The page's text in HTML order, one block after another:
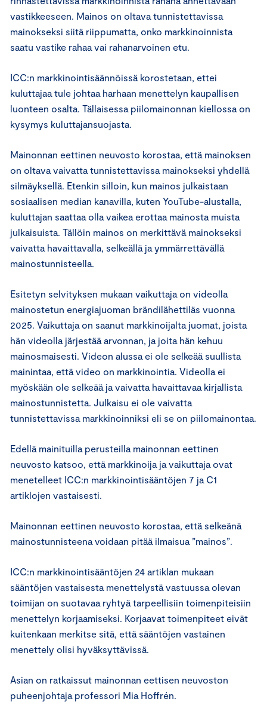
vastikkeeseen. Mainos on oltava tunnistettavissa
mainokseksi siitä riippumatta, onko markkinoinnista
saatu vastike rahaa vai rahanarvoinen etu.
ICC:n markkinointisäännöissä korostetaan, ettei
kuluttajaa tule johtaa harhaan menettelyn kaupallisen
luonteen osalta. Tällaisessa piilomainonnan kiellossa on
kysymys kuluttajansuojasta.
Mainonnan eettinen neuvosto korostaa, että mainoksen
on oltava vaivatta tunnistettavissa mainokseksi yhdellä
silmäyksellä. Etenkin silloin, kun mainos julkaistaan
sosiaalisen median kanavilla, kuten YouTube-alustalla,
kuluttajan saattaa olla vaikea erottaa mainosta muista
julkaisuista. Tällöin mainos on merkittävä mainokseksi
vaivatta havaittavalla, selkeällä ja ymmärrettävällä
mainostunnisteella.
Esitetyn selvityksen mukaan vaikuttaja on videolla
mainostetun energiajuoman brändilähettiläs vuonna
2025. Vaikuttaja on saanut markkinoijalta juomat, joista
hän videolla järjestää arvonnan, ja joita hän kehuu
mainosmaisesti. Videon alussa ei ole selkeää suullista
mainintaa, että video on markkinointia. Videolla ei
myöskään ole selkeää ja vaivatta havaittavaa kirjallista
mainostunnistetta. Julkaisu ei ole vaivatta
tunnistettavissa markkinoinniksi eli se on piilomainontaa.
Edellä mainituilla perusteilla mainonnan eettinen
neuvosto katsoo, että markkinoija ja vaikuttaja ovat
menetelleet ICC:n markkinointisääntöjen 7 ja C1
artiklojen vastaisesti.
Mainonnan eettinen neuvosto korostaa, että selkeänä
mainostunnisteena voidaan pitää ilmaisua ”mainos”.
ICC:n markkinointisääntöjen 24 artiklan mukaan
sääntöjen vastaisesta menettelystä vastuussa olevan
toimijan on suotavaa ryhtyä tarpeellisiin toimenpiteisiin
menettelyn korjaamiseksi. Korjaavat toimenpiteet eivät
kuitenkaan merkitse sitä, että sääntöjen vastainen
menettely olisi hyväksyttävissä.
Asian on ratkaissut mainonnan eettisen neuvoston
puheenjohtaja professori Mia Hoffrén.